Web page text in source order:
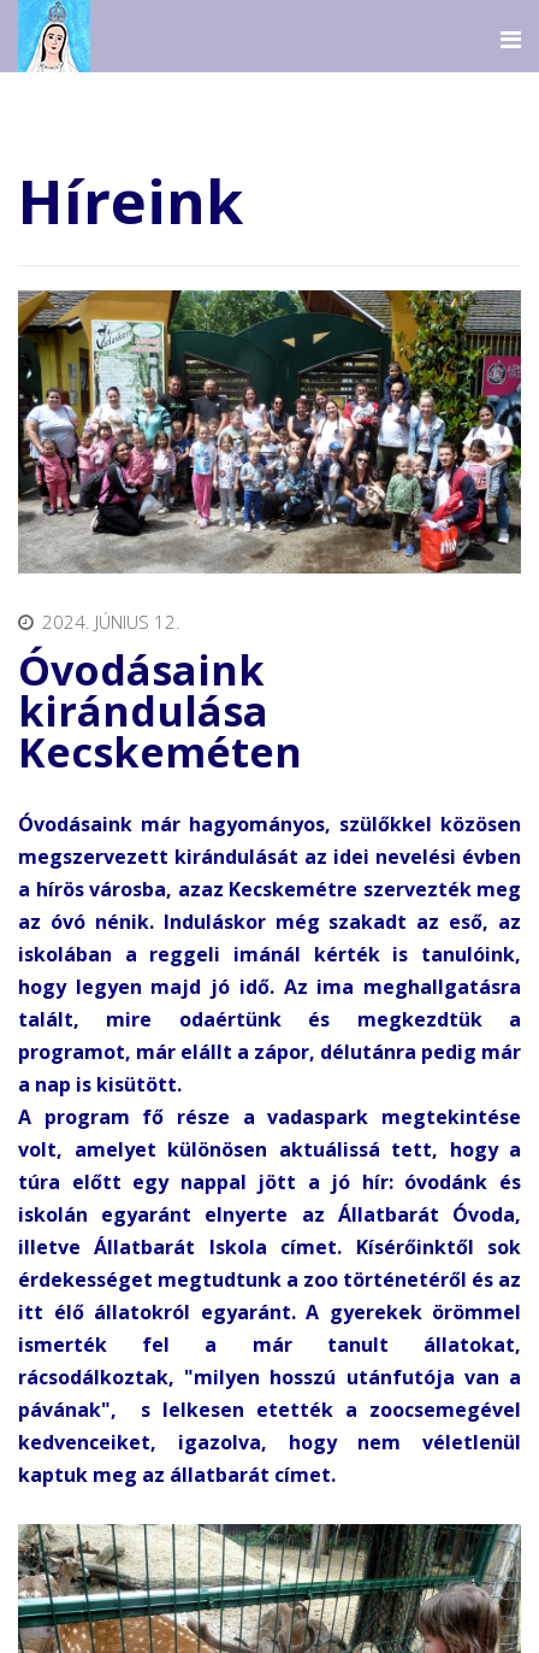
Híreink
2024. JÚNIUS 12.
Óvodásaink
kirándulása
Kecskeméten
Óvodásaink már hagyományos, szülőkkel közösen
megszervezett kirándulását az idei nevelési évben
a hírös városba, azaz Kecskemétre szervezték meg
az óvó nénik. Induláskor még szakadt az eső, az
iskolában a reggeli imánál kérték is tanulóink,
hogy legyen majd jó idő. Az ima meghallgatásra
talált, mire odaértünk és megkezdtük a
programot, már elállt a zápor, délutánra pedig már
a nap is kisütött.
A program fő része a vadaspark megtekintése
volt, amelyet különösen aktuálissá tett, hogy a
túra előtt egy nappal jött a jó hír: óvodánk és
iskolán egyaránt elnyerte az Állatbarát Óvoda,
illetve Állatbarát Iskola címet. Kísérőinktől sok
érdekességet megtudtunk a zoo történetéről és az
itt élő állatokról egyaránt. A gyerekek örömmel
ismerték fel a már tanult állatokat,
rácsodálkoztak, "milyen hosszú utánfutója van a
pávának", s lelkesen etették a zoocsemegével
kedvenceiket, igazolva, hogy nem véletlenül
kaptuk meg az állatbarát címet.